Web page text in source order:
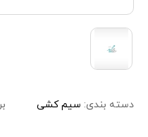
دسته بندی: سیم کشی